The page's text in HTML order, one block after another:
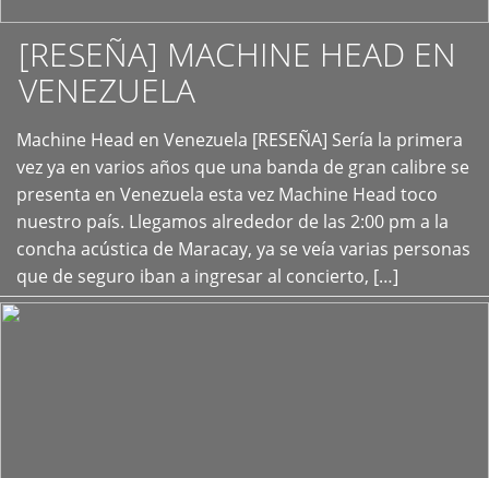
[RESEÑA] MACHINE HEAD EN
VENEZUELA
Machine Head en Venezuela [RESEÑA] Sería la primera
vez ya en varios años que una banda de gran calibre se
presenta en Venezuela esta vez Machine Head toco
nuestro país. Llegamos alrededor de las 2:00 pm a la
concha acústica de Maracay, ya se veía varias personas
que de seguro iban a ingresar al concierto, […]
+